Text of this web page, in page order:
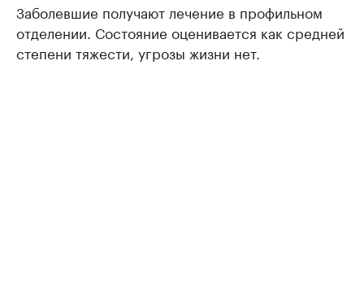
Заболевшие получают лечение в профильном
отделении. Состояние оценивается как средней
степени тяжести, угрозы жизни нет.